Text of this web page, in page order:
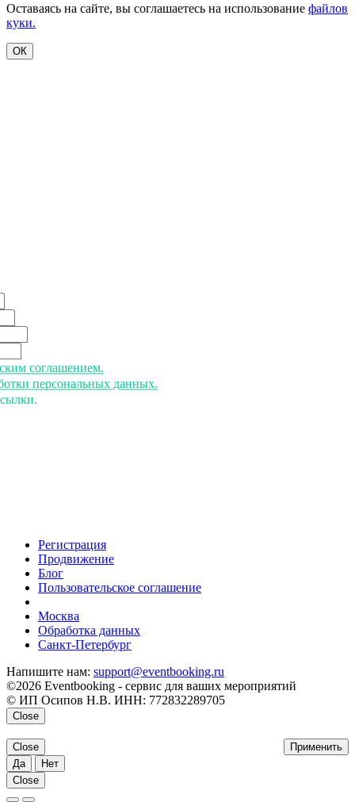
Оставаясь на сайте, вы соглашаетесь на использование файлов
куки.
ОК
соглашением.
персональных данных.
Регистрация
Продвижение
Блог
Пользовательское соглашение
Москва
Обработка данных
Санкт-Петербург
Напишите нам: support@eventbooking.ru
©2026 Eventbooking - сервис для ваших мероприятий
© ИП Осипов Н.В. ИНН: 772832289705
Close
Применить
Close
Да
Нет
Close